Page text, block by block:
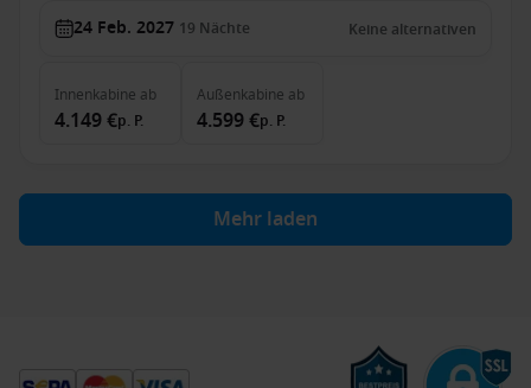
24 Feb. 2027 19 Nächte Keine alternativen
Innenkabine ab
4.149 €p. P.
Außenkabine ab
4.599 €p. P.
Mehr laden